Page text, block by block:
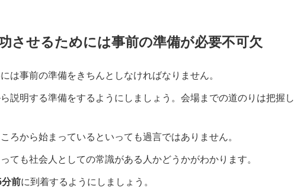
させるためには事前の準備が必要不可欠
は事前の準備をきちんとしなければなりません。
説明する準備をするようにしましょう。会場までの道のりは把握し
ろから始まっているといっても過言ではありません。
ても社会人としての常識がある人かどうかがわかります。
前に到着するようにしましょう。